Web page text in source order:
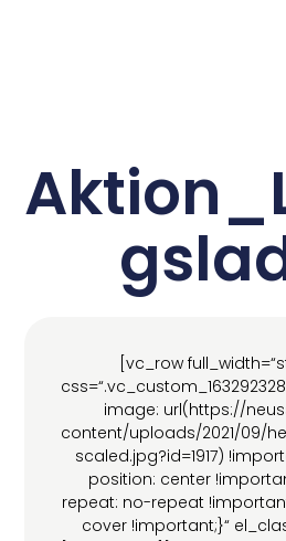
[vc_row
image: url(https://
content/uploads/2021/09/
scaled.jpg?id=1917)
position: center
repeat: no-repeat
cover !important;}“